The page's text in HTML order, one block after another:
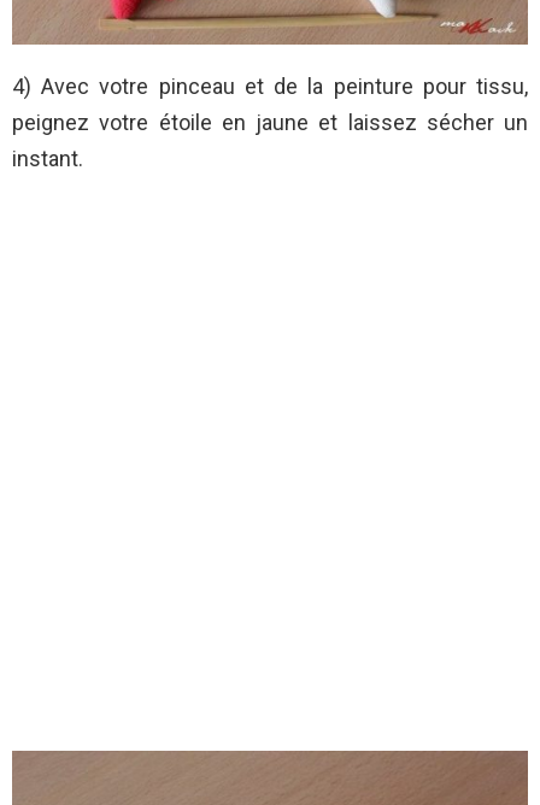
4) Avec votre pinceau et de la peinture pour tissu,
peignez votre étoile en jaune et laissez sécher un
instant.